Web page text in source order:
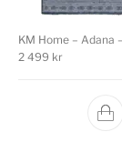
KM Home – Adana
2 499 kr